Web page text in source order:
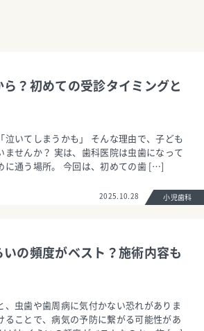
？初めての受診タイミングと
いてしまうかも」 そんな理由で、子ども
せんか？ 実は、歯科医院は虫歯になって
に通う場所。 今回は、初めての歯 […]
2025.10.28 小児歯科
の頻度がベスト？施術内容も
虫歯や歯周病に気付かない恐れがありま
ることで、病気の予防に繋がる可能性があ